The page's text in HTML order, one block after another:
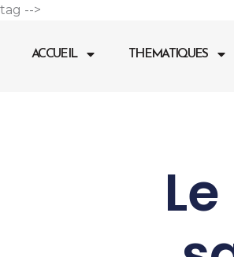
tag -->
contenu
ACCUEIL THEMATIQUES